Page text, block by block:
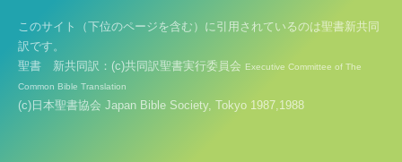
このサイト（下位のページを含む）に引用されているのは聖書新共同
訳です。
聖書 新共同訳：(c)共同訳聖書実行委員会 Executive Committee of The
Common Bible Translation
(c)日本聖書協会 Japan Bible Society, Tokyo 1987,1988